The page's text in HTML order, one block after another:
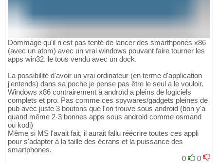
Dommage qu'il n'est pas tenté de lancer des smarthpones x86
(avec un atom) avec un vrai windows pouvant faire tourner les
apps win32. le tous vendu avec un dock.
La possibilité d'avoir un vrai ordinateur (en terme d'application
j'entends) dans sa poche je pense pas être le seul a le vouloir.
Windows x86 contrairement à androïd a pleins de logiciels
complets et pro. Pas comme ces spywares/gadgets pleines de
pub avec juste 3 boutons que l'on trouve sous android (bon y'a
quand même 2-3 bonnes apps sous android comme osmand
ou kodi)
Même si MS l'avait fait, il aurait fallu réécrire toutes ces appli
pour s'adapter à la taille des écrans et la puissance des
smartphones.
0
0